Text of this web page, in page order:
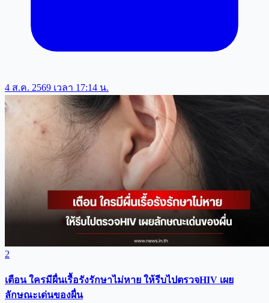
4 ส.ค. 2569 เวลา 17:14 น.
2
เตือน ใครมีผื่นเรื้อรังรักษาไม่หาย ให้รีบไปตรวจHIV เผย
ลักษณะเด่นของผื่น